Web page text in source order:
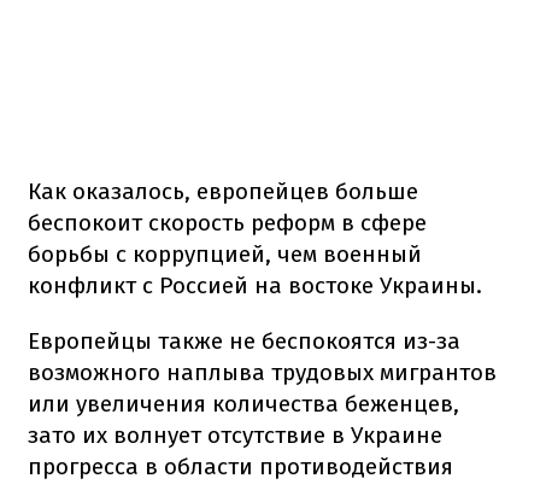
Как оказалось, европейцев больше
беспокоит скорость реформ в сфере
борьбы с коррупцией, чем военный
конфликт с Россией на востоке Украины.
Европейцы также не беспокоятся из-за
возможного наплыва трудовых мигрантов
или увеличения количества беженцев,
зато их волнует отсутствие в Украине
прогресса в области противодействия